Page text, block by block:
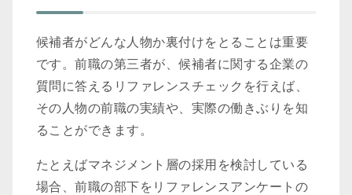
候補者がどんな人物か裏付けをとることは重要
です。前職の第三者が、候補者に関する企業の
質問に答えるリファレンスチェックを行えば、
その人物の前職の実績や、実際の働きぶりを知
ることができます。
たとえばマネジメント層の採用を検討している
場合、前職の部下をリファレンスアンケートの